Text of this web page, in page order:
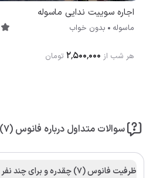
اجاره سوییت ندایی ماسوله
ماسوله بدون خواب
هر شب از ۲٬۵۰۰٬۰۰۰ تومان
سوالات متداول درباره فانوس (7)
ظرفیت فانوس (7) چقدره و برای چند نفر مناسبه؟